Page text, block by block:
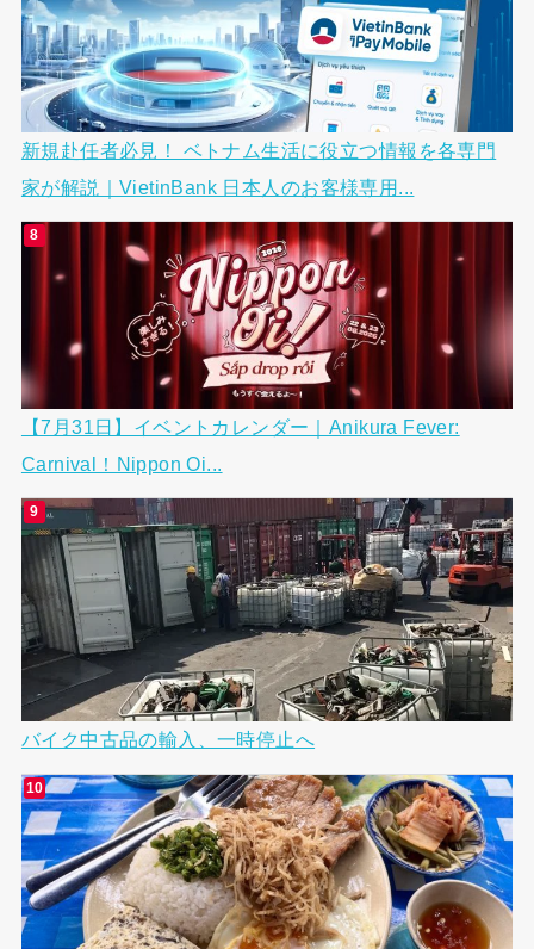
新規赴任者必見！ ベトナム生活に役立つ情報を各専門
家が解説｜VietinBank 日本人のお客様専用...
【7月31日】イベントカレンダー｜Anikura Fever:
Carnival！Nippon Oi...
バイク中古品の輸入、一時停止へ